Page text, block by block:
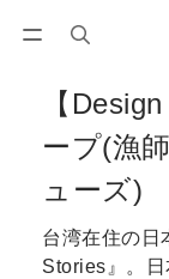
【
ープ(漁
ューズ)
台湾在住の日
Stories』。